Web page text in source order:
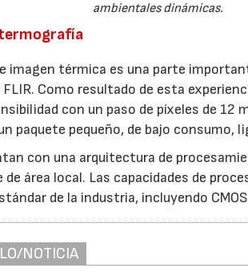
ambientales dinámicas.
imagen térmica es una parte
Como resultado de esta
con un paso de píxeles de 12
paquete pequeño, de bajo consumo,
con una arquitectura de
área local. Las capacidades de
de la industria, incluyendo
NOTICIA